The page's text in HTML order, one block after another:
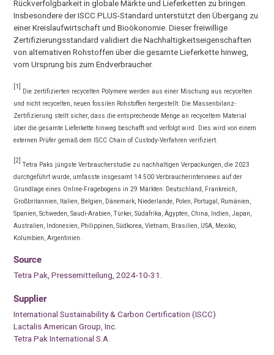
Rückverfolgbarkeit in globale Märkte und Lieferketten zu bringen.
Insbesondere der ISCC PLUS-Standard unterstützt den Übergang zu
einer Kreislaufwirtschaft und Bioökonomie. Dieser freiwillige
Zertifizierungsstandard validiert die Nachhaltigkeitseigenschaften
von alternativen Rohstoffen über die gesamte Lieferkette hinweg,
vom Ursprung bis zum Endverbraucher.
[1]
Die zertifizierten recycelten Polymere werden aus einer Mischung aus recycelten
und nicht recycelten, neuen fossilen Rohstoffen hergestellt. Die Massenbilanz-
Zertifizierung stellt sicher, dass die entsprechende Menge an recyceltem Material
über die gesamte Lieferkette hinweg beschafft und verfolgt wird. Dies wird von einem
externen Prüfer gemäß dem ISCC Chain of Custody-Verfahren verifiziert.
[2]
Tetra Paks jüngste Verbraucherstudie zu nachhaltigen Verpackungen, die 2023
durchgeführt wurde, umfasste insgesamt 14.500 Verbraucherinterviews auf der
Grundlage eines Online-Fragebogens in 29 Märkten: Deutschland, Frankreich,
Großbritannien, Italien, Belgien, Dänemark, Niederlande, Polen, Portugal, Rumänien,
Spanien, Schweden, Saudi-Arabien, Türkei, Südafrika, Ägypten, China, Indien, Japan,
Australien, Indonesien, Philippinen, Südkorea, Vietnam, Brasilien, USA, Mexiko,
Kolumbien, Argentinien.
Source
Tetra Pak, Pressemitteilung, 2024-10-31.
Supplier
International Sustainability & Carbon Certification (ISCC)
Lactalis American Group, Inc.
Tetra Pak International S.A.